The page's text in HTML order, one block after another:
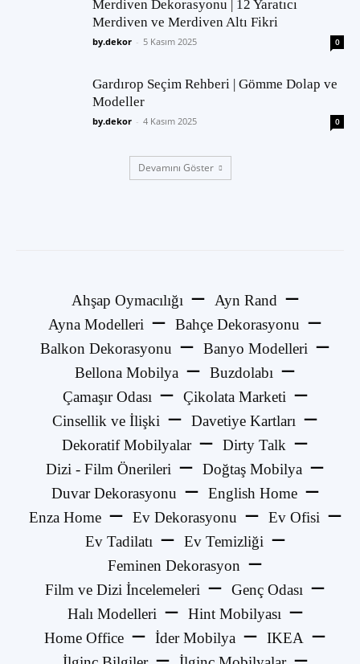
Merdiven Dekorasyonu | 12 Yaratıcı
Merdiven ve Merdiven Altı Fikri
by.dekor - 5 Kasım 2025 0
Gardırop Seçim Rehberi | Gömme Dolap ve
Modeller
by.dekor - 4 Kasım 2025 0
Devamını Göster
Ahşap Oymacılığı
Ayn Rand
Ayna Modelleri
Bahçe Dekorasyonu
Balkon Dekorasyonu
Banyo Modelleri
Bellona Mobilya
Buzdolabı
Çamaşır Odası
Çikolata Marketi
Cinsellik ve İlişki
Davetiye Kartları
Dekoratif Mobilyalar
Dirty Talk
Dizi - Film Önerileri
Doğtaş Mobilya
Duvar Dekorasyonu
English Home
Enza Home
Ev Dekorasyonu
Ev Ofisi
Ev Tadilatı
Ev Temizliği
Feminen Dekorasyon
Film ve Dizi İncelemeleri
Genç Odası
Halı Modelleri
Hint Mobilyası
Home Office
İder Mobilya
IKEA